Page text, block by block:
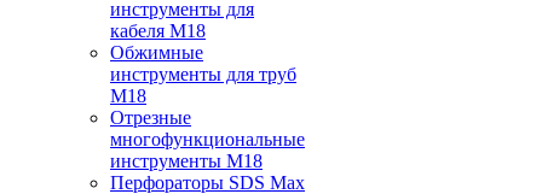
инструменты для
кабеля M18
Обжимные
инструменты для труб
M18
Отрезные
многофункциональные
инструменты M18
Перфораторы SDS Max